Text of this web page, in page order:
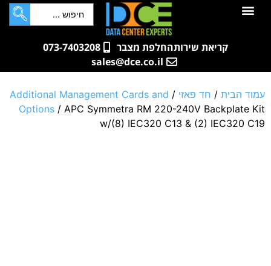
לתוכן
קריאת שירותהחלפת מצבר
073-7403208
sales@dce.co.il
עמוד הבית / חד פאזי /
Additional Management Cards and
Options / APC Symmetra RM 220-240V Backplate Kit
w/(8) IEC320 C13 & (2) IEC320 C19